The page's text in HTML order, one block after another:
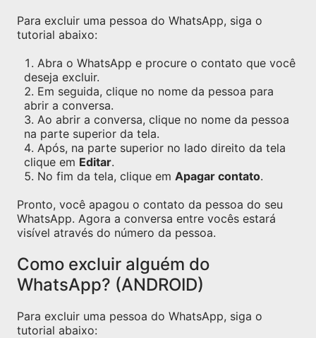
Para excluir uma pessoa do WhatsApp, siga o
tutorial abaixo:
Abra o WhatsApp e procure o contato que você
deseja excluir.
Em seguida, clique no nome da pessoa para
abrir a conversa.
Ao abrir a conversa, clique no nome da pessoa
na parte superior da tela.
Após, na parte superior no lado direito da tela
clique em Editar.
No fim da tela, clique em Apagar contato.
Pronto, você apagou o contato da pessoa do seu
WhatsApp. Agora a conversa entre vocês estará
visível através do número da pessoa.
Como excluir alguém do
WhatsApp? (ANDROID)
Para excluir uma pessoa do WhatsApp, siga o
tutorial abaixo: